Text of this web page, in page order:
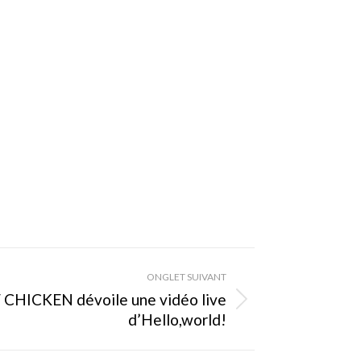
ONGLET SUIVANT
CHICKEN dévoile une vidéo live
d’Hello,world!